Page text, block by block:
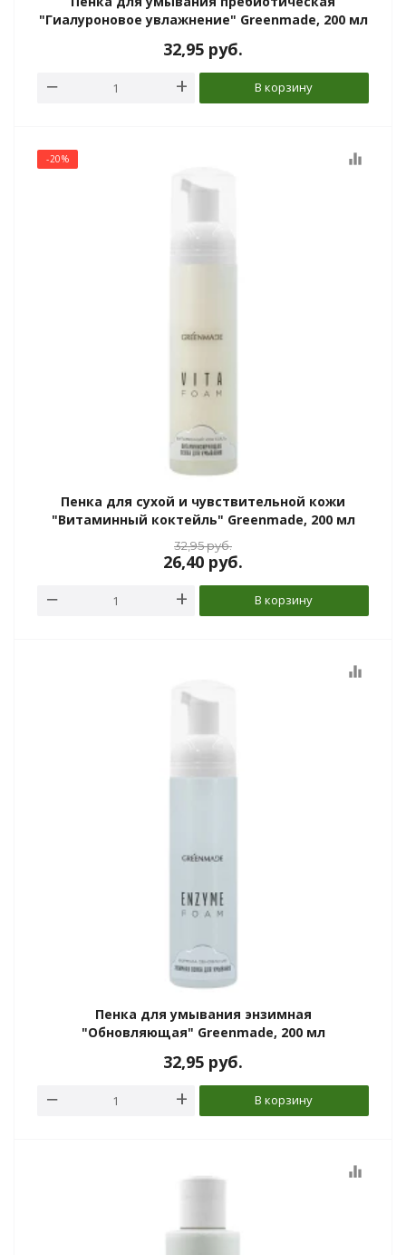
"Гиалуроновое увлажнение" Greenmade, 200 мл
32,95 руб.
В корзину
-20% equalizer
Пенка для сухой и чувствительной кожи
"Витаминный коктейль" Greenmade, 200 мл
32,95руб.
26,40 руб.
В корзину
equalizer
Пенка для умывания энзимная
"Обновляющая" Greenmade, 200 мл
32,95 руб.
В корзину
equalizer